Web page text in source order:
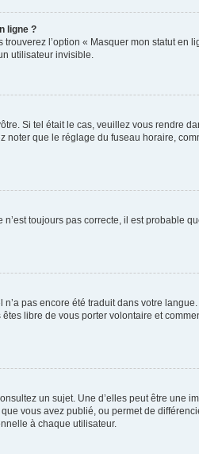
ligne ?
l’option « Masquer mon statut
utilisateur invisible.
Si tel était le cas, veuillez vous rendre
que le réglage du fuseau horaire,
toujours pas correcte, il est probable
pas encore été traduit dans votre
libre de vous porter volontaire et
un sujet. Une d’elles peut être
vous avez publié, ou permet de
à chaque utilisateur.